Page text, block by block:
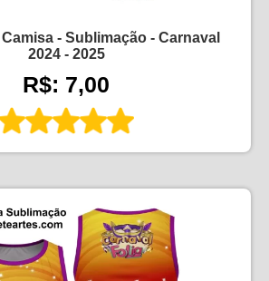
- Sublimação - Carnaval
2024 - 2025
R$: 7,00